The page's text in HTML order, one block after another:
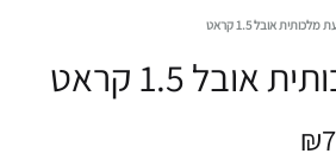
מלכותית אובל 1.5 קראט
1.5 קראט
₪